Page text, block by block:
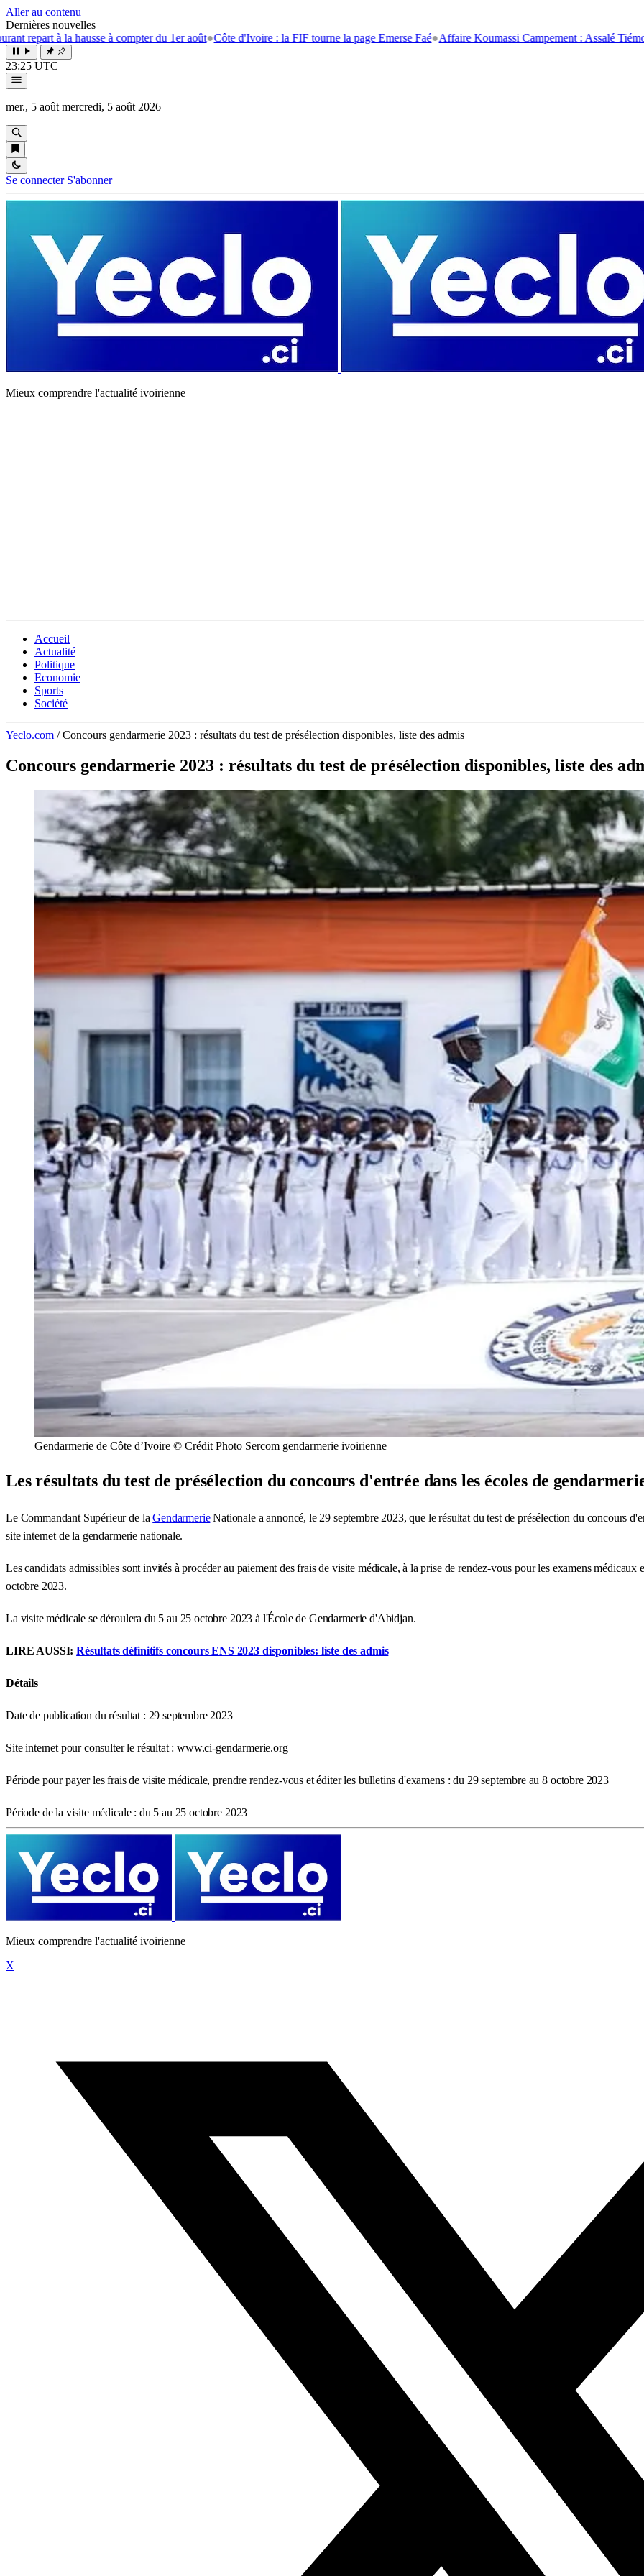
Aller au contenu
Dernières nouvelles
à la hausse à compter du 1er août ●Côte d'Ivoire : la FIF tourne la page Emerse Faé●Affaire Koumassi Campement : Assalé Tiémoko et
23:25 UTC
mer., 5 août mercredi, 5 août 2026
Se connecter S'abonner
Mieux comprendre l'actualité ivoirienne
Accueil
Actualité
Politique
Economie
Sports
Société
Yeclo.com / Concours gendarmerie 2023 : résultats du test de présélection disponibles, liste des admis
Concours gendarmerie 2023 : résultats du test de présélection disponibles, liste des
Gendarmerie de Côte d’Ivoire © Crédit Photo Sercom gendarmerie ivoirienne
Les résultats du test de présélection du concours d'entrée dans les écoles de
Le Commandant Supérieur de laGendarmerieNationale a annoncé, le 29 septembre 2023, que le résultat du test de présélection du concours
site internet de la gendarmerie nationale.
Les candidats admissibles sont invités à procéder au paiement des frais de visite médicale, à la prise de rendez-vous pour les examens
octobre 2023.
La visite médicale se déroulera du 5 au 25 octobre 2023 à l'École de Gendarmerie d'Abidjan.
LIRE AUSSI:Résultats définitifs concours ENS 2023 disponibles: liste des admis
Détails
Date de publication du résultat : 29 septembre 2023
Site internet pour consulter le résultat : www.ci-gendarmerie.org
Période pour payer les frais de visite médicale, prendre rendez-vous et éditer les bulletins d'examens : du 29 septembre au 8 octobre 2023
Période de la visite médicale : du 5 au 25 octobre 2023
Mieux comprendre l'actualité ivoirienne
X